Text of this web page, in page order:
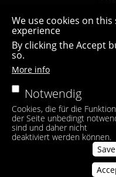
We use cookies on
experience
By clicking the Accept
so.
More info
Notwendig
Cookies, die für die Funktion
der Seite unbedingt
sind und daher nicht
deaktiviert werden können.